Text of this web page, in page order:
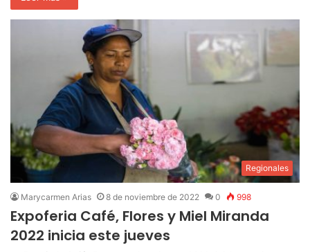
Regionales
Marycarmen Arias 8 de noviembre de 2022 0 998
Expoferia Café, Flores y Miel Miranda
2022 inicia este jueves